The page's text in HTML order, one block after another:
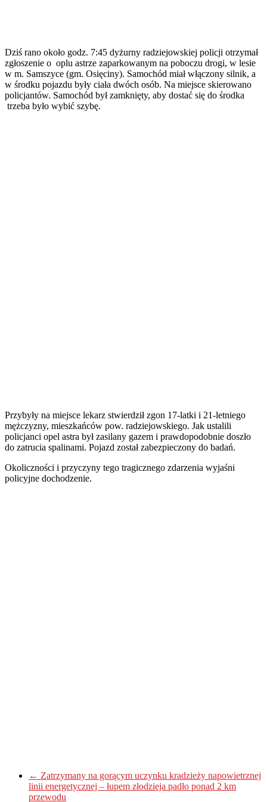
Dziś rano około godz. 7:45 dyżurny radziejowskiej policji otrzymał
zgłoszenie o oplu astrze zaparkowanym na poboczu drogi, w lesie
w m. Samszyce (gm. Osięciny). Samochód miał włączony silnik, a
w środku pojazdu były ciała dwóch osób. Na miejsce skierowano
policjantów. Samochód był zamknięty, aby dostać się do środka
trzeba było wybić szybę.
Przybyły na miejsce lekarz stwierdził zgon 17-latki i 21-letniego
mężczyzny, mieszkańców pow. radziejowskiego. Jak ustalili
policjanci opel astra był zasilany gazem i prawdopodobnie doszło
do zatrucia spalinami. Pojazd został zabezpieczony do badań.
Okoliczności i przyczyny tego tragicznego zdarzenia wyjaśni
policyjne dochodzenie.
← Zatrzymany na gorącym uczynku kradzieży napowietrznej
linii energetycznej – łupem złodzieja padło ponad 2 km
przewodu